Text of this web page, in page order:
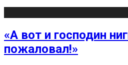
«А вот и господин
пожаловал!»